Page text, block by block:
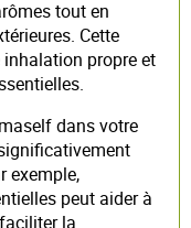
tout en
Cette
propre et
dans votre
exemple,
peut aider à
la